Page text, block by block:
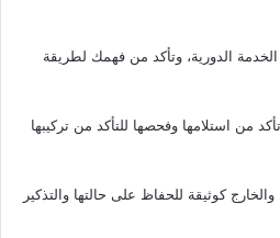
الدورية، وتأكد من فهمك لطريقة
من استلامها وفحصها للتأكد من تركيبها
كوثيقة للحفاظ على حالتها والتذكير